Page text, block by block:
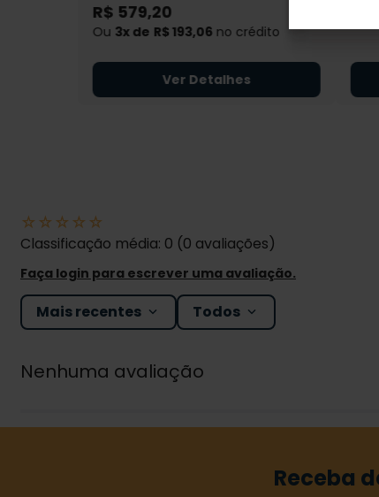
R$ 579,20
Ou 3 R$ 193,06 no crédito
Ver Detalhes
☆ ☆ ☆ ☆ ☆
Classificação média: 0 (0 avaliações)
Faça login para escrever uma avaliação.
Mais recentes Todos
Nenhuma avaliação
Receba